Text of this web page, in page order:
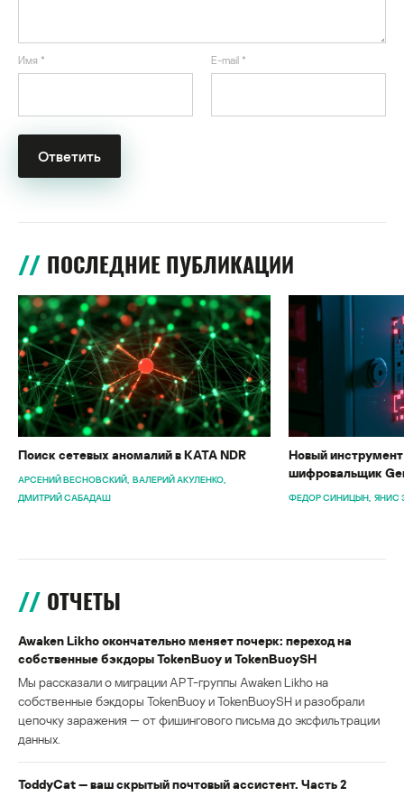
Имя * E-mail *
ПОСЛЕДНИЕ ПУБЛИКАЦИИ
Поиск сетевых аномалий в KATA NDR
АРСЕНИЙ ВЕСНОВСКИЙ ВАЛЕРИЙ АКУЛЕНКО
ДМИТРИЙ САБАДАШ
Новый
шифровальщик
ФЕДОР СИНИЦЫН ЯНИС
ОТЧЕТЫ
Awaken Likho окончательно меняет почерк: переход на
собственные бэкдоры TokenBuoy и TokenBuoySH
Мы рассказали о миграции APT-группы Awaken Likho на
собственные бэкдоры TokenBuoy и TokenBuoySH и разобрали
цепочку заражения — от фишингового письма до эксфильтрации
данных.
ToddyCat — ваш скрытый почтовый ассистент. Часть 2